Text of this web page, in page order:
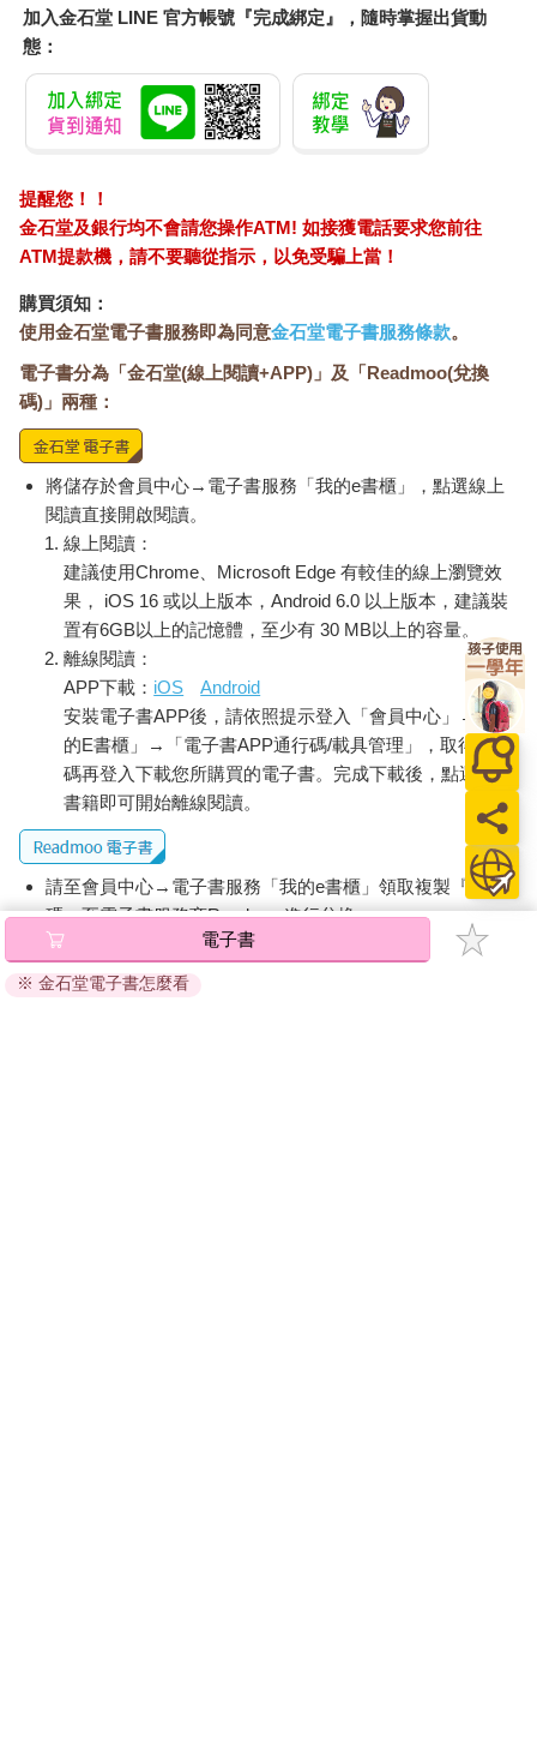
加入金石堂 LINE 官方帳號『完成綁定』，隨時掌握出貨動
態：
提醒您！！
金石堂及銀行均不會請您操作ATM! 如接獲電話要求您前往
ATM提款機，請不要聽從指示，以免受騙上當！
購買須知：
使用金石堂電子書服務即為同意金石堂電子書服務條款。
電子書分為「金石堂(線上閱讀+APP)」及「Readmoo(兌換
碼)」兩種：
將儲存於會員中心→電子書服務「我的e書櫃」，點選線上
閱讀直接開啟閱讀。
線上閱讀：
建議使用Chrome、Microsoft Edge 有較佳的線上瀏覽效
果， iOS 16 或以上版本，Android 6.0 以上版本，建議裝
置有6GB以上的記憶體，至少有 30 MB以上的容量。
離線閱讀：
APP下載： iOS
Android
安裝電子書APP後，請依照提示登入「會員中心」→「我
的E書櫃」→「電子書APP通行碼/載具管理」，取得通行
碼再登入下載您所購買的電子書。完成下載後，點選任一
書籍即可開始離線閱讀。
請至會員中心→電子書服務「我的e書櫃」領取複製『兌換
碼』至電子書服務商Readmoo進行兌換。
退換貨須知：
因版權保護，您在金石堂所購買的電子書僅能以金石堂專屬
電子書
※ 金石堂電子書怎麼看